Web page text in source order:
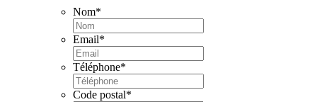
Nom*
Email*
Téléphone*
Code postal*